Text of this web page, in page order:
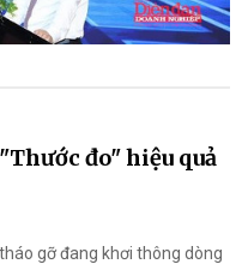
đo" hiệu quả
gỡ đang khơi thông dòng